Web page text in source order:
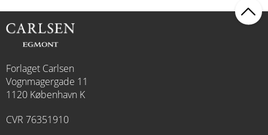
Forlaget Carlsen
Vognmagergade 11
1120 København K
CVR 76351910